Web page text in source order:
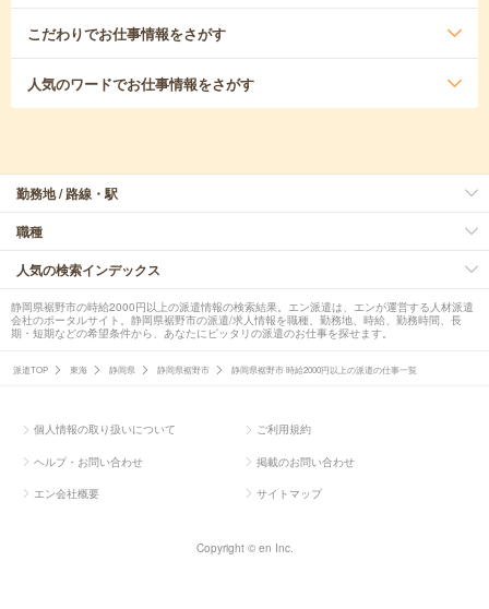
こだわりでお仕事情報をさがす
人気のワードでお仕事情報をさがす
勤務地 / 路線・駅
職種
人気の検索インデックス
静岡県裾野市の時給2000円以上の派遣情報の検索結果。エン派遣は、エンが運営する人材派遣
会社のポータルサイト。静岡県裾野市の派遣/求人情報を職種、勤務地、時給、勤務時間、長
期・短期などの希望条件から、あなたにピッタリの派遣のお仕事を探せます。
派遣TOP 東海 静岡県 静岡県裾野市 静岡県裾野市 時給2000円以上の派遣の仕事一覧
個人情報の取り扱いについて ご利用規約
ヘルプ・お問い合わせ 掲載のお問い合わせ
エン会社概要 サイトマップ
Copyright © en Inc.